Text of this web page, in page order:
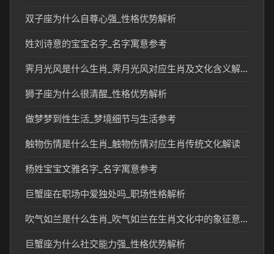
双子座为什么自尊心强_性格优势解析
姓刘诗意的宝宝名字_名字寓意参考
霁月光风是什么生肖_霁月光风对应生肖及文化含义解析
狮子座为什么很清醒_性格优势解析
做梦梦到性生活_梦境细节与生活参考
触物伤情是什么生肖_触物伤情对应生肖传统文化解读
杨姓宝宝文雅名字_名字寓意参考
巨蟹座在职场中爱独处吗_职场性格解析
吹气如兰是什么生肖_吹气如兰在生肖文化中的象征意义
巨蟹座为什么社交能力强_性格优势解析